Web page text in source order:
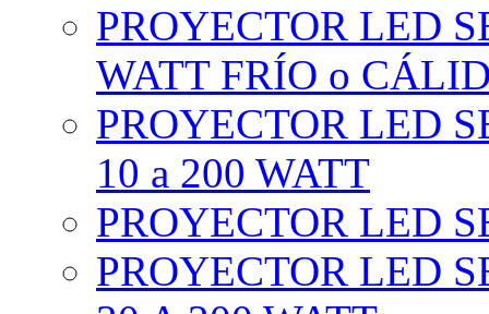
PROYECTOR LED
WATT FRÍO o
PROYECTOR LED
10 a 200 WATT
PROYECTOR LED
PROYECTOR LED